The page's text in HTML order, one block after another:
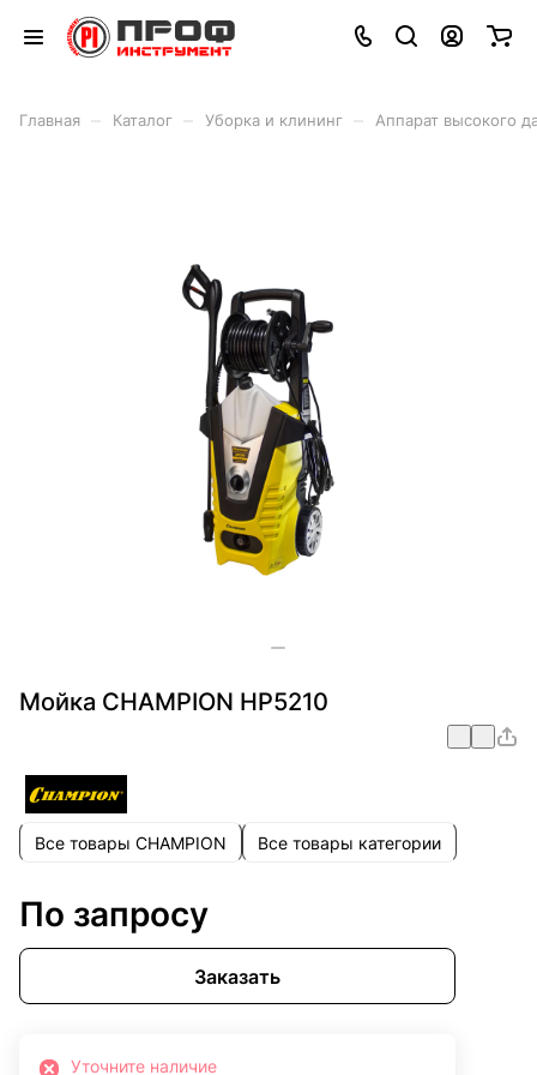
Главная Каталог Уборка и клининг Аппарат высокого
Мойка CHAMPION HP5210
Все товары CHAMPION Все товары категории
По запросу
Заказать
Уточните наличие